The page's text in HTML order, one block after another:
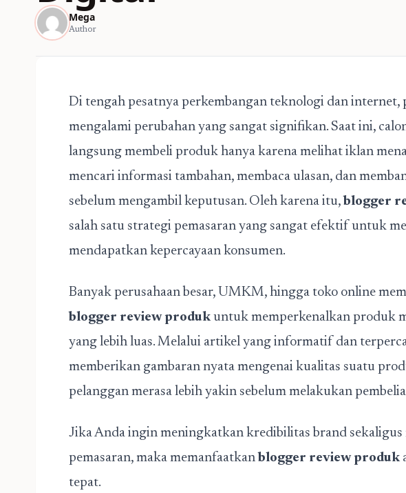
Mega
Author
Di tengah pesatnya perkembangan teknologi dan internet,
mengalami perubahan yang sangat signifikan. Saat ini,
langsung membeli produk hanya karena melihat iklan
mencari informasi tambahan, membaca ulasan, dan
sebelum mengambil keputusan. Oleh karena itu, blogger
salah satu strategi pemasaran yang sangat efektif untuk
mendapatkan kepercayaan konsumen.
Banyak perusahaan besar, UMKM, hingga toko online
blogger review produkuntuk memperkenalkan produk
yang lebih luas. Melalui artikel yang informatif dan
memberikan gambaran nyata mengenai kualitas suatu
pelanggan merasa lebih yakin sebelum melakukan
Jika Anda ingin meningkatkan kredibilitas brand sekaligus
pemasaran, maka memanfaatkan blogger review produk
tepat.